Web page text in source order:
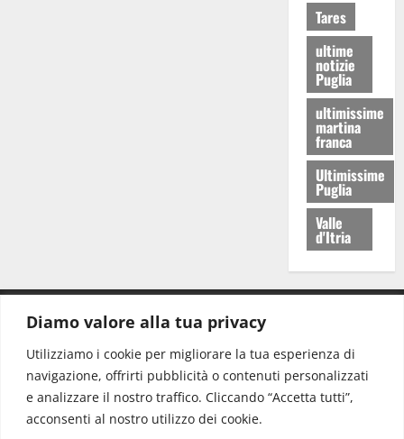
Diamo valore alla tua privacy
Utilizziamo i cookie per migliorare la tua esperienza di
navigazione, offrirti pubblicità o contenuti personalizzati
e analizzare il nostro traffico. Cliccando “Accetta tutti”,
acconsenti al nostro utilizzo dei cookie.
Tares
ultime
notizie
Puglia
ultimissime
martina
franca
Ultimissime
Puglia
Valle
d'Itria
Redazione: redazione@www.martinasera.it
Direttore:direttore@www.martinasera.it
Info & Commerciale:info@www.martinasera.it